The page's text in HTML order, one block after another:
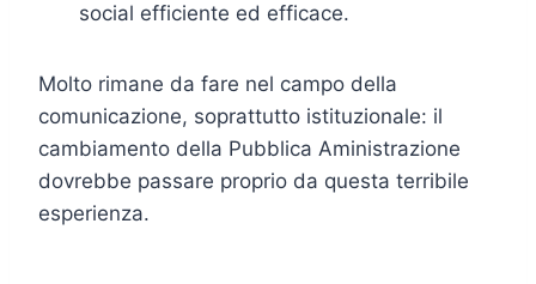
social efficiente ed efficace.
Molto rimane da fare nel campo della
comunicazione, soprattutto istituzionale: il
cambiamento della Pubblica Aministrazione
dovrebbe passare proprio da questa terribile
esperienza.